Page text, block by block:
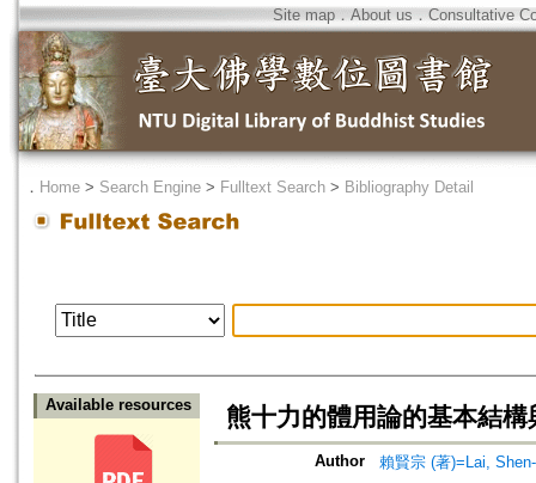
Site map．About us ． Consultative
． Home > Search Engine > Fulltext Search > Bibliography Detail
Available resources 熊十力的體用論的基本結構
Author
賴賢宗 (著)=Lai,